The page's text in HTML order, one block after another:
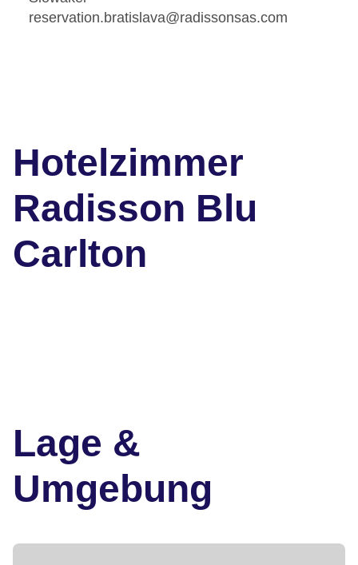
reservation.bratislava@radissonsas.com
Hotelzimmer
Radisson Blu
Carlton
Lage &
Umgebung